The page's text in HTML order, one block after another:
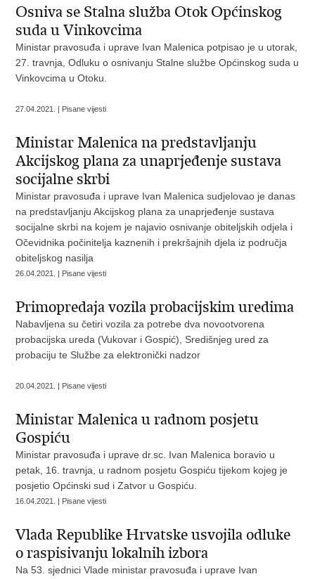
Osniva se Stalna služba Otok Općinskog
suda u Vinkovcima
Ministar pravosuđa i uprave Ivan Malenica potpisao je u utorak,
27. travnja, Odluku o osnivanju Stalne službe Općinskog suda u
Vinkovcima u Otoku.
27.04.2021. | Pisane vijesti
Ministar Malenica na predstavljanju
Akcijskog plana za unaprjeđenje sustava
socijalne skrbi
Ministar pravosuđa i uprave Ivan Malenica sudjelovao je danas
na predstavljanju Akcijskog plana za unaprjeđenje sustava
socijalne skrbi na kojem je najavio osnivanje obiteljskih odjela i
Očevidnika počinitelja kaznenih i prekršajnih djela iz područja
obiteljskog nasilja
26.04.2021. | Pisane vijesti
Primopredaja vozila probacijskim uredima
Nabavljena su četiri vozila za potrebe dva novootvorena
probacijska ureda (Vukovar i Gospić), Središnjeg ured za
probaciju te Službe za elektronički nadzor
20.04.2021. | Pisane vijesti
Ministar Malenica u radnom posjetu
Gospiću
Ministar pravosuđa i uprave dr.sc. Ivan Malenica boravio u
petak, 16. travnja, u radnom posjetu Gospiću tijekom kojeg je
posjetio Općinski sud i Zatvor u Gospiću.
16.04.2021. | Pisane vijesti
Vlada Republike Hrvatske usvojila odluke
o raspisivanju lokalnih izbora
Na 53. sjednici Vlade ministar pravosuđa i uprave Ivan